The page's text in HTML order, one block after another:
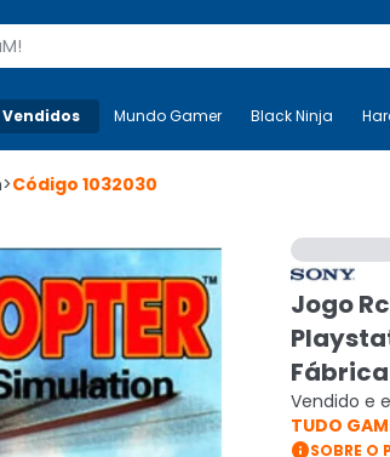
Mais-v- Mundo Gamer Black
Mundo Gamer Black Ninja
>Código 1032030
Jogo
Fábrica
Vendido e
TUDO
SOBRE O